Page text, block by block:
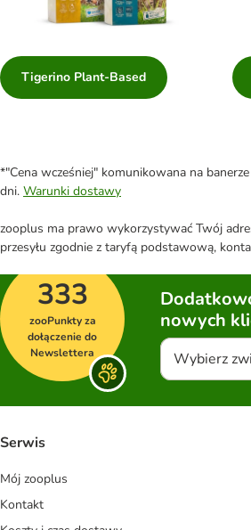
Tigerino Plant-Based
*"Cena wcześniej" komunikowana na
dni. Warunki dostawy
zooplus ma prawo wykorzystywać Twój
przesyłu zgodnie z taryfą podstawową,
333
zooPunkty za
dołączenie do
Newslettera
nowych
Wybierz
Serwis
Mój zooplus
Kontakt